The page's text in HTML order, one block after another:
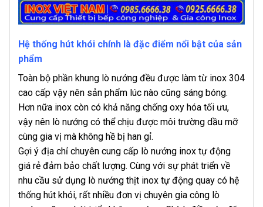
Hệ thống hút khói chính là đặc điểm nổi bật của sản
phẩm
Toàn bộ phần khung lò nướng đều được làm từ inox 304
cao cấp vậy nên sản phẩm lúc nào cũng sáng bóng.
Hơn nữa inox còn có khả năng chống oxy hóa tối ưu,
vậy nên lò nướng có thể chịu được môi trường dầu mỡ
cùng gia vị mà không hề bị han gỉ.
Gợi ý địa chỉ chuyên cung cấp lò nướng inox tự động
giá rẻ đảm bảo chất lượng. Cùng với sự phát triển về
nhu cầu sử dụng lò nướng thịt inox tự động quay có hệ
thống hút khói, rất nhiều đơn vị chuyên gia công lò